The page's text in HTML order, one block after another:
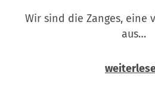
Wir sind die Zanges, eine
aus…